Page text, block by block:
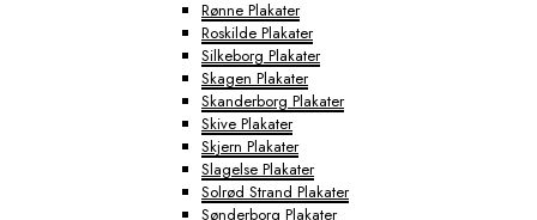
Rønne Plakater
Roskilde Plakater
Silkeborg Plakater
Skagen Plakater
Skanderborg Plakater
Skive Plakater
Skjern Plakater
Slagelse Plakater
Solrød Strand Plakater
Sønderborg Plakater